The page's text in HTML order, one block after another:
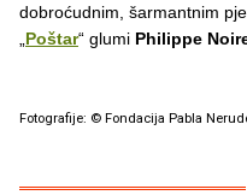
dobroćudnim, šarmantnim
Poštar“ glumi Philippe
Fotografije: © Fondacija Pabla